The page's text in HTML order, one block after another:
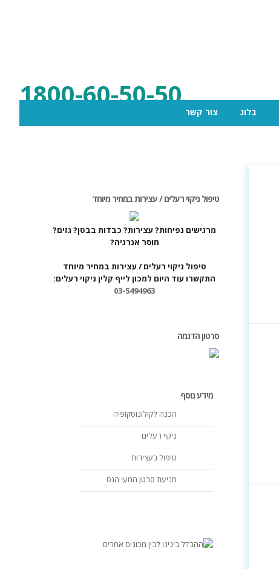
1800-60-50-50
בלוג צור קשר
טיפול ניקוי רעלים / עצירות במחיר מיוחד
מרגישים נפיחות? עצירות? כבדות בבטן? גזים?
חוסר אנרגיה?
טיפול ניקוי רעלים / עצירות במחיר מיוחד
התקשרו עוד היום למכון לייף קלין ניקוי רעלים:
03-5494963
סרטון הדגמה
מידע נוסף
הכנה לקולונוסקופיה
ניקוי רעלים
טיפול בעצירות
מניעת סרטן המעי הגס